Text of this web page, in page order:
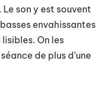
Le son y est souvent
envahissantes
On les
de plus d’une